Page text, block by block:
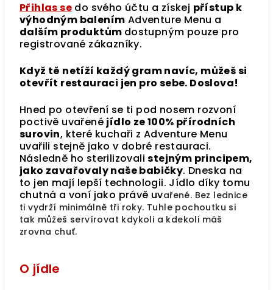
Přihlas se do svého účtu a získej přístup k
výhodným balením Adventure Menu a
dalším produktům dostupným pouze pro
registrované zákazníky.
Když tě netíží každý gram navíc, můžeš si
otevřít restauraci jen pro sebe. Doslova!
Hned po otevření se ti pod nosem rozvoní
poctivě uvařené jídlo ze 100% přírodních
surovin, které kuchaři z Adventure Menu
uvařili stejně jako v dobré restauraci.
Následně ho sterilizovalistejným principem,
jako zavařovaly naše babičky. Dneska na
to jen mají lepší technologii. Jídlo díky tomu
chutná a voní jako právě uvařené. Bez lednice
ti vydrží minimálně tři roky. Tuhle pochoutku si
tak můžeš servírovat kdykoli a kdekoli máš
zrovna chuť.
O jídle